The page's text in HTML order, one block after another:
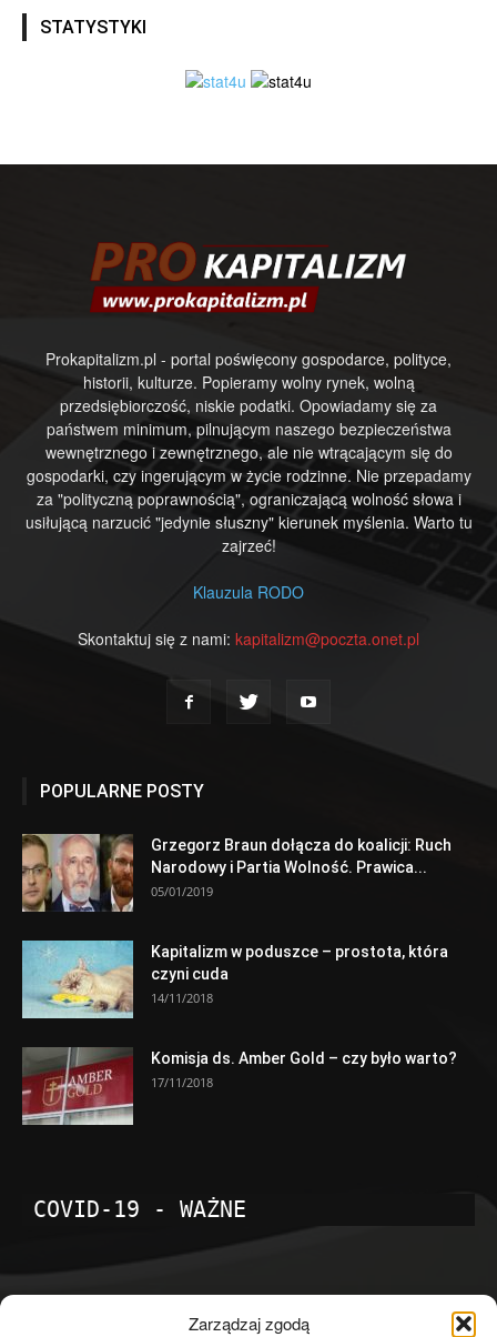
Zarządzaj zgodą
STATYSTYKI
Prokapitalizm.pl - portal poświęcony gospodarce, polityce,
historii, kulturze. Popieramy wolny rynek, wolną
przedsiębiorczość, niskie podatki. Opowiadamy się za
państwem minimum, pilnującym naszego bezpieczeństwa
wewnętrznego i zewnętrznego, ale nie wtrącającym się do
gospodarki, czy ingerującym w życie rodzinne. Nie przepadamy
za "polityczną poprawnością", ograniczającą wolność słowa i
usiłującą narzucić "jedynie słuszny" kierunek myślenia. Warto tu
zajrzeć!
Klauzula RODO
Skontaktuj się z nami: kapitalizm@poczta.onet.pl
POPULARNE POSTY
Grzegorz Braun dołącza do koalicji: Ruch
Narodowy i Partia Wolność. Prawica...
05/01/2019
Kapitalizm w poduszce – prostota, która
czyni cuda
14/11/2018
Komisja ds. Amber Gold – czy było warto?
17/11/2018
COVID-19 - WAŻNE